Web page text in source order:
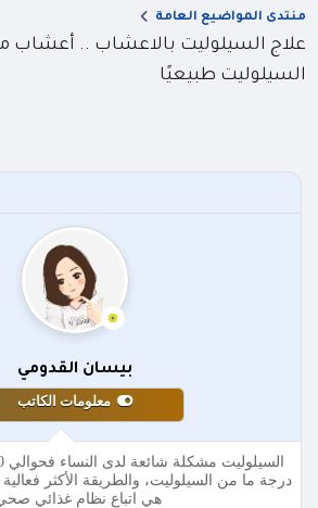
منتدى المواضيع العامة
علاج السيلوليت بالاعشاب .. أعشاب
السيلوليت طبيعيًا
بيسان القدومي
معلومات الكاتب
درجة ما من السيلوليت، والطريقة الأكثر
هي اتباع نظام غذائي